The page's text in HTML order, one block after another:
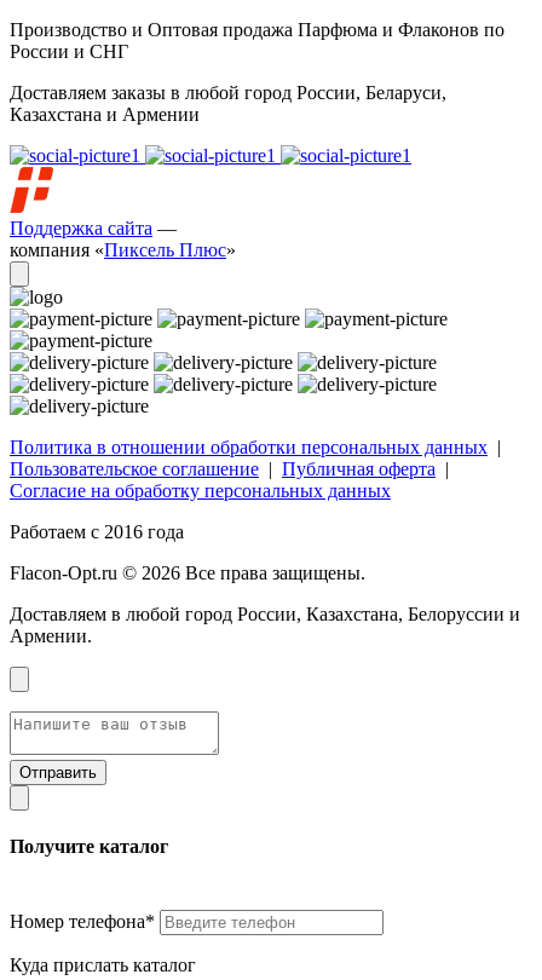
Производство и Оптовая продажа Парфюма и Флаконов по
России и СНГ
Доставляем заказы в любой город России, Беларуси,
Казахстана и Армении
Поддержка сайта —
компания «Пиксель Плюс»
Политика в отношении обработки персональных данных |
Пользовательское соглашение | Публичная оферта |
Согласие на обработку персональных данных
Работаем с 2016 года
Flacon-Opt.ru © 2026 Все права защищены.
Доставляем в любой город России, Казахстана, Белоруссии и
Армении.
Получите каталог
Номер телефона*
Куда прислать каталог